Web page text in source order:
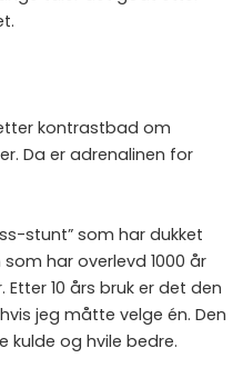
kontrastbad om
Da er adrenalinen for
stunt” som har dukket
har overlevd 1000 år
10 års bruk er det den
jeg måtte velge én. Den
kulde og hvile bedre.